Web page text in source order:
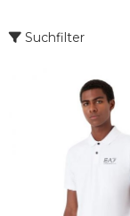
Suchfilter